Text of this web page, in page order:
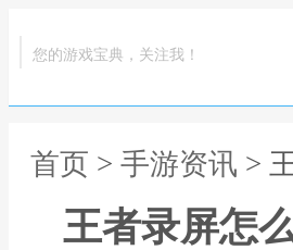
您的游戏宝典，关注我！
首页 > 手游资讯 >
王者录屏怎